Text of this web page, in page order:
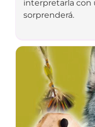
interpretarla con
sorprenderá.